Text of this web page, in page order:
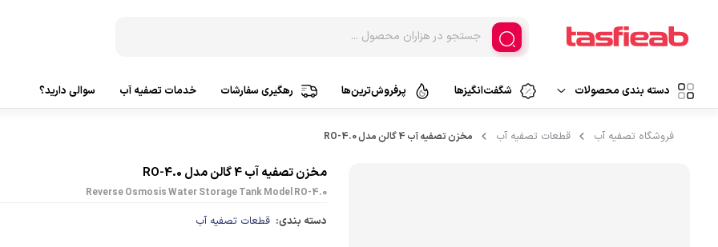
دسته بندی محصولات
دستگاه تصفیه آب تصفیه آب خانگی
دستگاه‌ تصفیه آب 5 مرحله
دستگاه‌ تصفیه آب 6 مرحله
دستگاه‌ تصفیه آب 7 مرحله
شگفت‌انگیزها پرفروش‌ترین‌ها رهگیری سفارشات خدمات تصفیه آب سوالی دارید؟
فروشگاه تصفیه آب قطعات تصفیه آب مخزن تصفیه آب 4 گالن مدل RO-4.0
مخزن تصفیه آب 4 گالن مدل RO-4.0
Reverse Osmosis Water Storage Tank Model RO-4.0
دسته بندی: قطعات تصفیه آب